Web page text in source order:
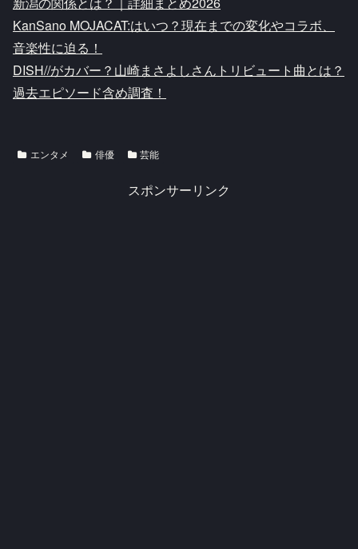
KanSano MOJACAT:はいつ？現在までの変化やコラボ、
音楽性に迫る！
DISH//がカバー？山崎まさよしさんトリビュート曲とは？
過去エピソード含め調査！
エンタメ 俳優 芸能
スポンサーリンク